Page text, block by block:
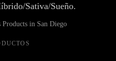
Sativa/Sueño.
Products in San Diego